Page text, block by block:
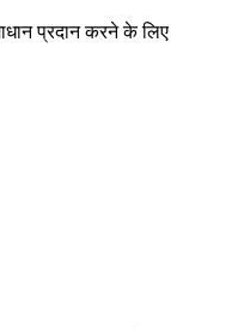
प्रदान करने के लिए